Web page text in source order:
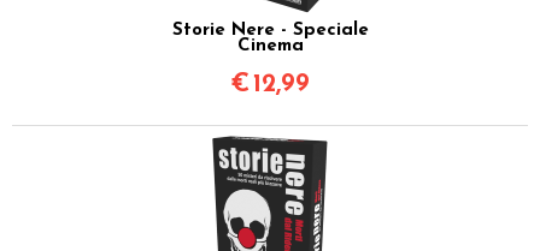
Storie Nere - Speciale
Cinema
€ 12,99